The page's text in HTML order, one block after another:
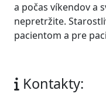
a počas víkendov a
nepretržite.
pacientom a pre
Kontakty: